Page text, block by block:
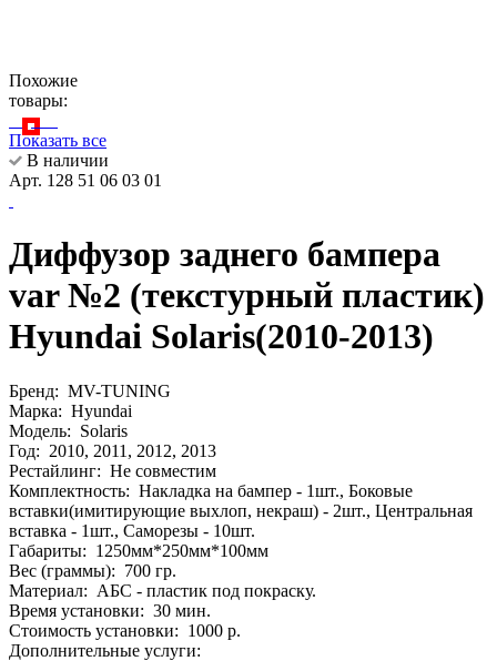
Похожие
товары:
Показать все
В наличии
Арт. 128 51 06 03 01
Диффузор заднего бампера
var №2 (текстурный пластик)
Hyundai Solaris(2010-2013)
Бренд: MV-TUNING
Марка: Hyundai
Модель: Solaris
Год: 2010, 2011, 2012, 2013
Рестайлинг: Не совместим
Комплектность: Накладка на бампер - 1шт., Боковые
вставки(имитирующие выхлоп, некраш) - 2шт., Центральная
вставка - 1шт., Саморезы - 10шт.
Габариты: 1250мм*250мм*100мм
Вес (граммы): 700 гр.
Материал: АБС - пластик под покраску.
Время установки: 30 мин.
Стоимость установки: 1000 р.
Дополнительные услуги: